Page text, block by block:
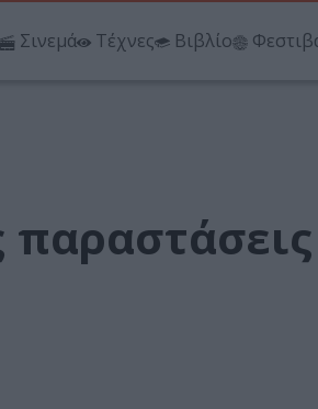
Σινεμά Τέχνες Βιβλίο
παραστάσεις